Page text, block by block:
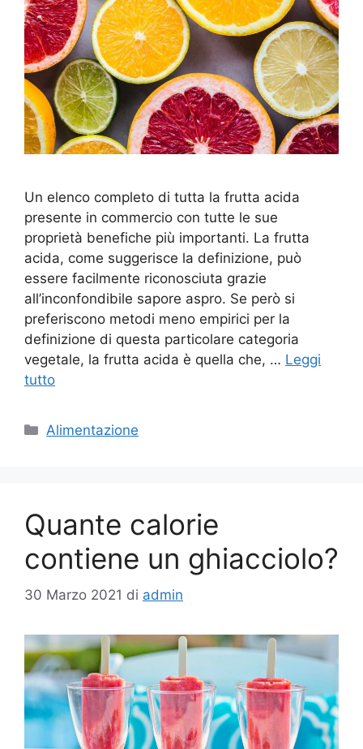
Un elenco completo di tutta la frutta acida
presente in commercio con tutte le sue
proprietà benefiche più importanti. La frutta
acida, come suggerisce la definizione, può
essere facilmente riconosciuta grazie
all’inconfondibile sapore aspro. Se però si
preferiscono metodi meno empirici per la
definizione di questa particolare categoria
vegetale, la frutta acida è quella che, … Leggi
tutto
Categorie
Alimentazione
Quante calorie
contiene un ghiacciolo?
30 Marzo 2021 di admin